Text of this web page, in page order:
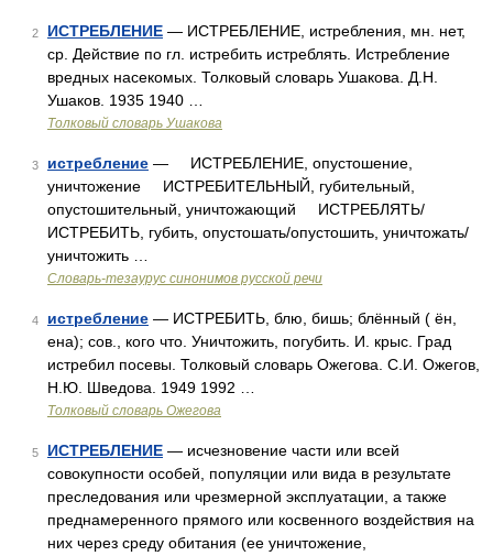
2 ИСТРЕБЛЕНИЕ — ИСТРЕБЛЕНИЕ, истребления, мн. нет,
ср. Действие по гл. истребить истреблять. Истребление
вредных насекомых. Толковый словарь Ушакова. Д.Н.
Ушаков. 1935 1940 …
Толковый словарь Ушакова
3 истребление — ИСТРЕБЛЕНИЕ, опустошение,
уничтожение ИСТРЕБИТЕЛЬНЫЙ, губительный,
опустошительный, уничтожающий ИСТРЕБЛЯТЬ/
ИСТРЕБИТЬ, губить, опустошать/опустошить, уничтожать/
уничтожить …
Словарь-тезаурус синонимов русской речи
4 истребление — ИСТРЕБИТЬ, блю, бишь; блённый ( ён,
ена); сов., кого что. Уничтожить, погубить. И. крыс. Град
истребил посевы. Толковый словарь Ожегова. С.И. Ожегов,
Н.Ю. Шведова. 1949 1992 …
Толковый словарь Ожегова
5 ИСТРЕБЛЕНИЕ — исчезновение части или всей
совокупности особей, популяции или вида в результате
преследования или чрезмерной эксплуатации, а также
преднамеренного прямого или косвенного воздействия на
них через среду обитания (ее уничтожение,